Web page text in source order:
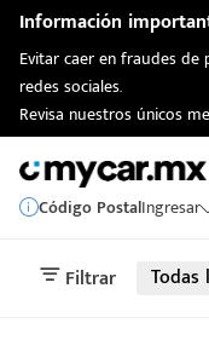
Información
Evitar caer en fraudes de
redes sociales.
Revisa nuestros únicos
Código PostalIngresar
Filtrar Todas